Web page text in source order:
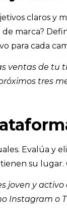
claros y
marca?
para cada
ventas de
tres
Evalúa y
su
joven y
Instagram o